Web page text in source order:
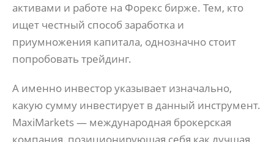
активами и работе на Форекс бирже. Тем, кто
ищет честный способ заработка и
приумножения капитала, однозначно стоит
попробовать трейдинг.
А именно инвестор указывает изначально,
какую сумму инвестирует в данный инструмент.
MaxiMarkets — международная брокерская